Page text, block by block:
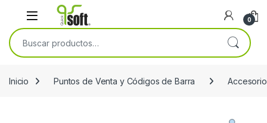
0
Buscar por:
Inicio Puntos de Venta y Códigos de Barra